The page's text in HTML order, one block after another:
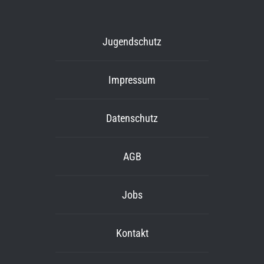
Jugendschutz
Impressum
Datenschutz
AGB
Jobs
Kontakt